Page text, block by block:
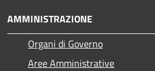
AMMINISTRAZIONE
Organi di Governo
Aree Amministrative